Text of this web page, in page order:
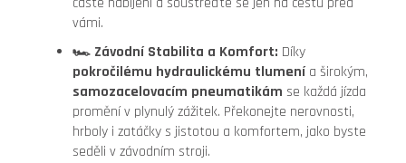
vámi.
🏎️ Závodní Stabilita a Komfort: Díky
pokročilému hydraulickému tlumení a širokým,
samozacelovacím pneumatikám se každá jízda
promění v plynulý zážitek. Překonejte nerovnosti,
hrboly i zatáčky s jistotou a komfortem, jako byste
seděli v závodním stroji.